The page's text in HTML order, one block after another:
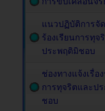
แนวปฏิบัติการจัด
ร้องเรียนการทุจ
ประพฤติมิชอบ
ช่องทางแจ้งเรื่อ
การทุจริตและป
ชอบ